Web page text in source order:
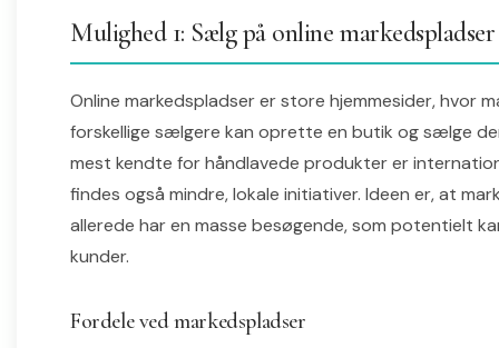
Mulighed 1: Sælg på online markedspladser
Online markedspladser er store hjemmesider, hvor
forskellige sælgere kan oprette en butik og sælge
mest kendte for håndlavede produkter er
findes også mindre, lokale initiativer. Ideen er, at
allerede har en masse besøgende, som potentielt
kunder.
Fordele ved markedspladser